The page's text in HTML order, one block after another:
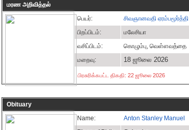
மரண அறிவித்தல்
பெயர்:
சிவஞானவதி ஏரம்பமூர்த்தி
பிறப்பிடம்:
மலேசியா
வசிப்பிடம்:
கொழும்பு, வெள்ளவத்தை
மறைவு:
18 ஜூலை 2026
பிரசுரிக்கபட்ட திகதி: 22 ஜூலை 2026
Obituary
Name:
Anton Stanley Manuel